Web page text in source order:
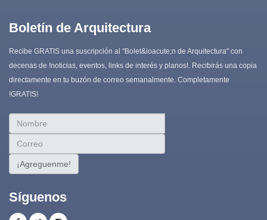
Boletín de Arquitectura
Recibe GRATIS una suscripción al "Bolet&ioacute;­n de Arquitectura" con
decenas de !noticias, eventos, links de interés y planos!. Recibirás una copia
directamente en tu buzón de correo semanalmente. Completamente
!GRATIS!
¡Agreguenme!
Síguenos